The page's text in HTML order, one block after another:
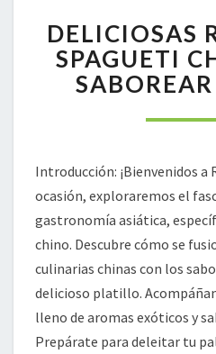
DELICIOSAS
SPAGUETI
Introducción: ¡Bienvenidos a
ocasión, exploraremos el
gastronomía asiática,
chino. Descubre cómo se
culinarias chinas con los
delicioso platillo.
lleno de aromas exóticos y
Prepárate para deleitar tu